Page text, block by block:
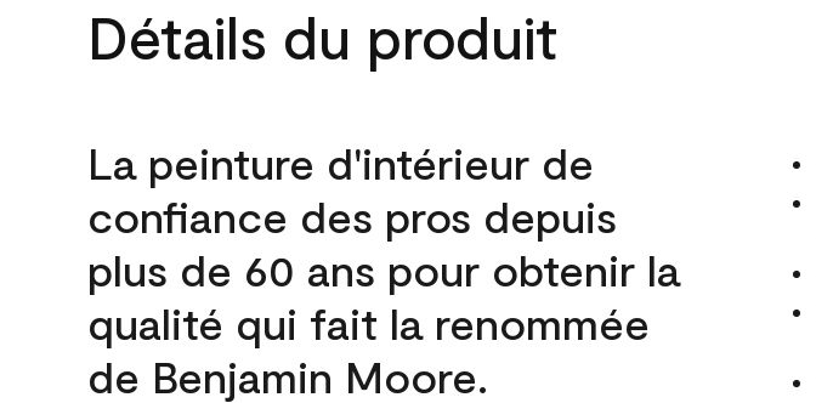
Détails du produit
La peinture d'intérieur de
confiance des pros depuis
plus de 60 ans pour obtenir la
qualité qui fait la renommée
de Benjamin Moore.